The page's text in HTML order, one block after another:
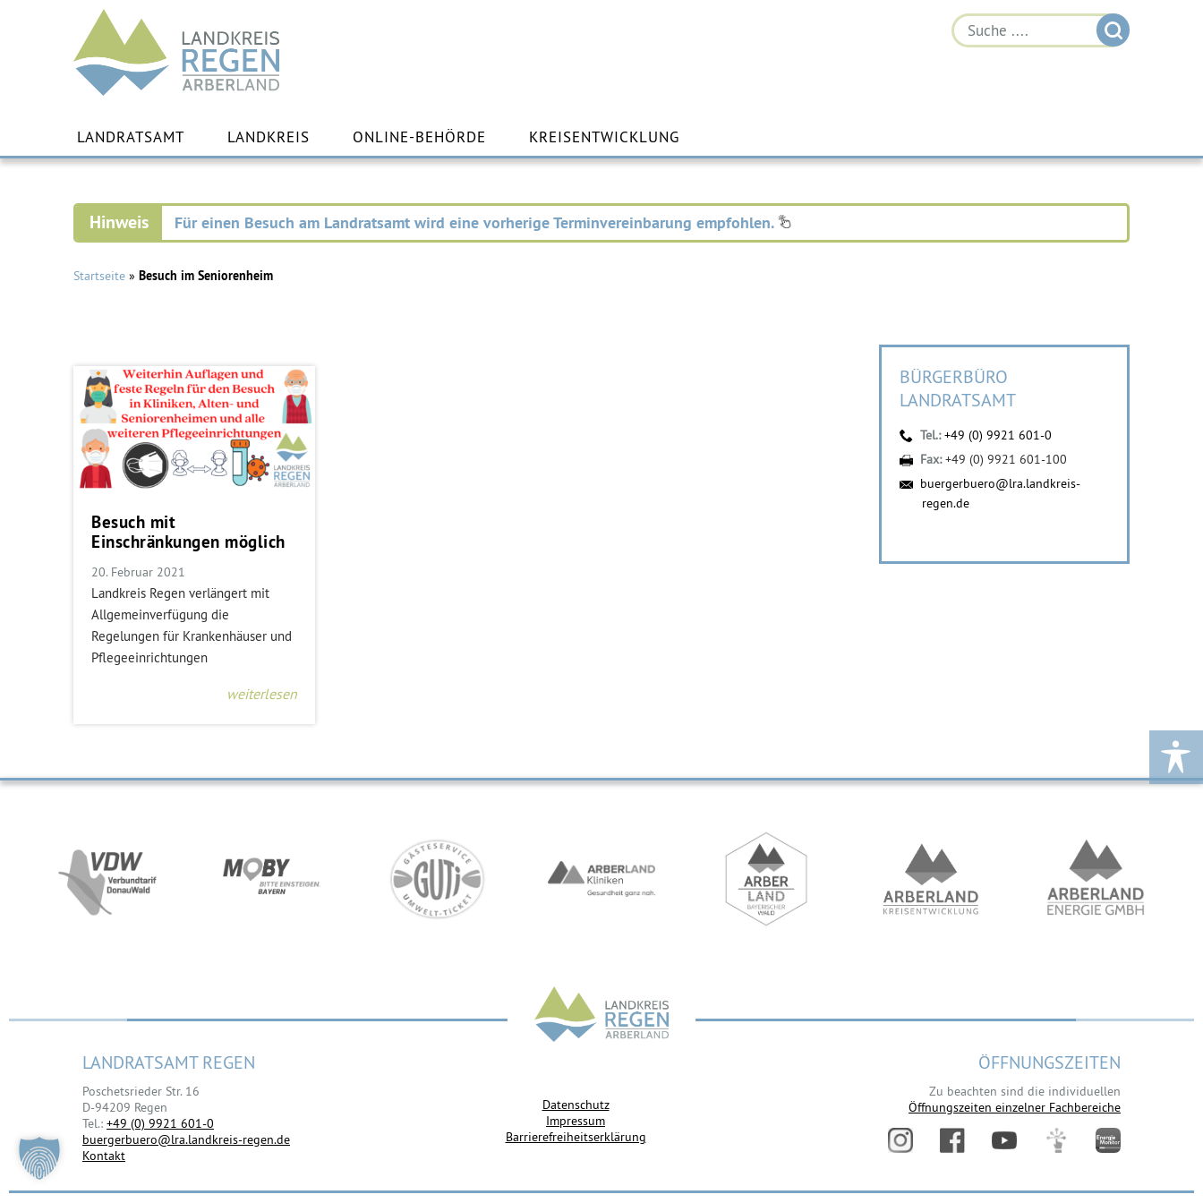
Landkreis
Regen
Inhalt
springen
LANDRATSAMT LANDKREIS ONLINE-BEHÖRDE KREISENTWICKLUNG
Für einen Besuch am Landratsamt wird eine vorherige Terminvereinbarung empfohlen.
Startseite » Besuch im Seniorenheim
Besuch mit
Einschränkungen möglich
20. Februar 2021
Landkreis Regen verlängert mit
Allgemeinverfügung die
Regelungen für Krankenhäuser und
Pflegeeinrichtungen
weiterlesen
BÜRGERBÜRO
LANDRATSAMT
Tel.:+49 (0) 9921 601-0
Fax:+49 (0) 9921 601-100
buergerbuero@lra.landkreis-
regen.de
LANDRATSAMT REGEN
Poschetsrieder Str. 16
D-94209 Regen
Tel.: +49 (0) 9921 601-0
buergerbuero@lra.landkreis-regen.de
Kontakt
Datenschutz
Impressum
Barrierefreiheitserklärung
ÖFFNUNGSZEITEN
Zu beachten sind die individuellen
Öffnungszeiten einzelner Fachbereiche